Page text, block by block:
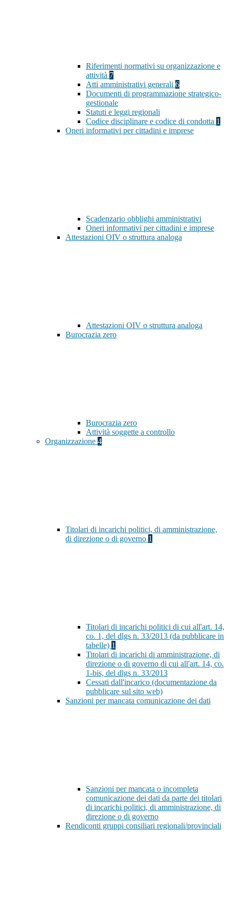
Riferimenti normativi su organizzazione e
attività 7
Atti amministrativi generali 6
Documenti di programmazione strategico-
gestionale
Statuti e leggi regionali
Codice disciplinare e codice di condotta 1
Oneri informativi per cittadini e imprese
Scadenzario obblighi amministrativi
Oneri informativi per cittadini e imprese
Attestazioni OIV o struttura analoga
Attestazioni OIV o struttura analoga
Burocrazia zero
Burocrazia zero
Attività soggette a controllo
Organizzazione 4
Titolari di incarichi politici, di amministrazione,
di direzione o di governo 1
Titolari di incarichi politici di cui all'art. 14,
co. 1, del dlgs n. 33/2013 (da pubblicare in
tabelle) 1
Titolari di incarichi di amministrazione, di
direzione o di governo di cui all'art. 14, co.
1-bis, del dlgs n. 33/2013
Cessati dall'incarico (documentazione da
pubblicare sul sito web)
Sanzioni per mancata comunicazione dei dati
Sanzioni per mancata o incompleta
comunicazione dei dati da parte dei titolari
di incarichi politici, di amministrazione, di
direzione o di governo
Rendiconti gruppi consiliari regionali/provinciali